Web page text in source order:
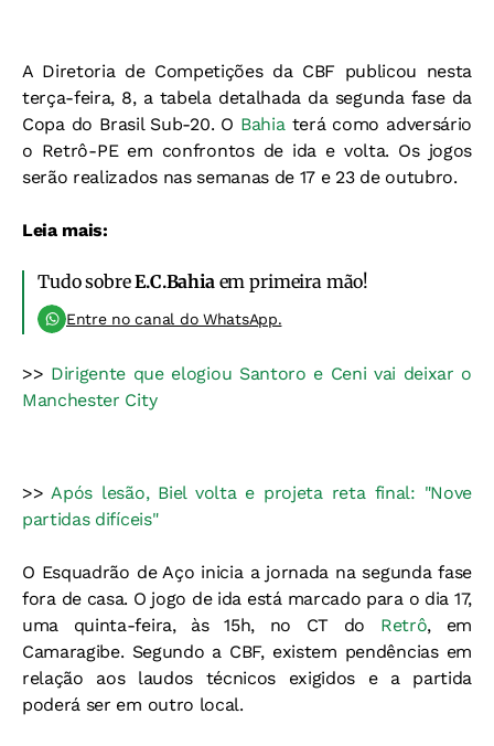
A Diretoria de Competições da CBF publicou nesta
terça-feira, 8, a tabela detalhada da segunda fase da
Copa do Brasil Sub-20. O Bahiaterá como adversário
o Retrô-PE em confrontos de ida e volta. Os jogos
serão realizados nas semanas de 17 e 23 de outubro.
Leia mais:
Tudo sobreE.C.Bahiaem primeira mão!
Entre no canal do WhatsApp.
>> Dirigente que elogiou Santoro e Ceni vai deixar o
Manchester City
>>Após lesão, Biel volta e projeta reta final: "Nove
partidas difíceis"
O Esquadrão de Aço inicia a jornada na segunda fase
fora de casa. O jogo de ida está marcado para o dia 17,
uma quinta-feira, às 15h, no CT do Retrô, em
Camaragibe. Segundo a CBF, existem pendências em
relação aos laudos técnicos exigidos e a partida
poderá ser em outro local.